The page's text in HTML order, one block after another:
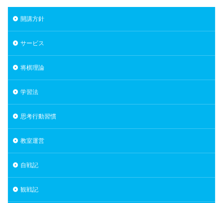
開講方針
サービス
将棋理論
学習法
思考行動習慣
教室運営
自戦記
観戦記